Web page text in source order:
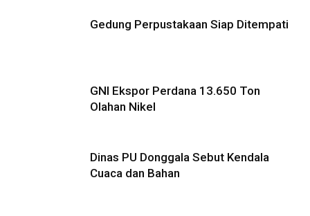
Gedung Perpustakaan Siap Ditempati
GNI Ekspor Perdana 13.650 Ton
Olahan Nikel
Dinas PU Donggala Sebut Kendala
Cuaca dan Bahan